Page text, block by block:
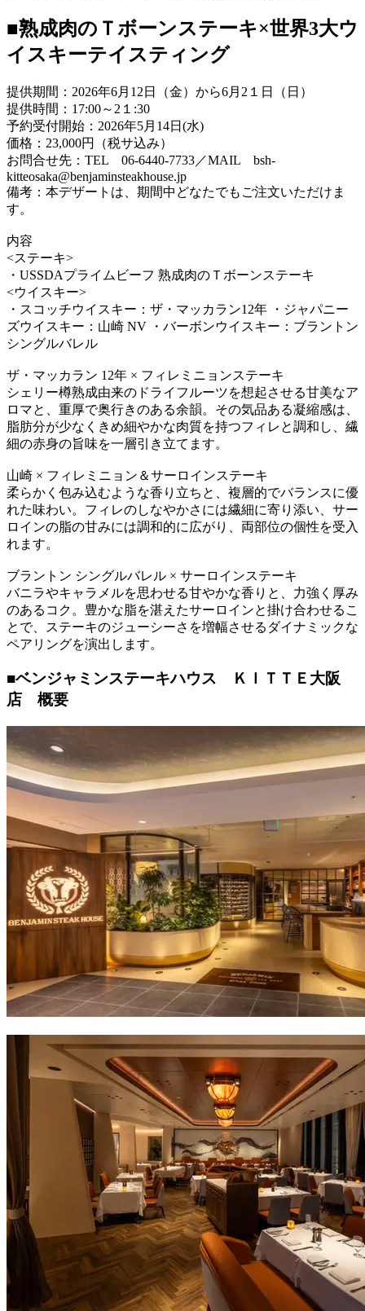
■熟成肉のＴボーンステーキ×世界3大ウ
イスキーテイスティング
提供期間：2026年6月12日（金）から6月2１日（日）
提供時間：17:00～2１:30
予約受付開始：2026年5月14日(水)
価格：23,000円（税サ込み）
お問合せ先：TEL 06-6440-7733／MAIL bsh-
kitteosaka@benjaminsteakhouse.jp
備考：本デザートは、期間中どなたでもご注文いただけま
す。
内容
<ステーキ>
・USSDAプライムビーフ 熟成肉のＴボーンステーキ
<ウイスキー>
・スコッチウイスキー：ザ・マッカラン12年 ・ジャパニー
ズウイスキー：山崎 NV ・バーボンウイスキー：ブラントン
シングルバレル
ザ・マッカラン 12年 × フィレミニョンステーキ
シェリー樽熟成由来のドライフルーツを想起させる甘美なア
ロマと、重厚で奥行きのある余韻。その気品ある凝縮感は、
脂肪分が少なくきめ細やかな肉質を持つフィレと調和し、繊
細の赤身の旨味を一層引き立てます。
山崎 × フィレミニョン＆サーロインステーキ
柔らかく包み込むような香り立ちと、複層的でバランスに優
れた味わい。フィレのしなやかさには繊細に寄り添い、サー
ロインの脂の甘みには調和的に広がり、両部位の個性を受入
れます。
ブラントン シングルバレル × サーロインステーキ
バニラやキャラメルを思わせる甘やかな香りと、力強く厚み
のあるコク。豊かな脂を湛えたサーロインと掛け合わせるこ
とで、ステーキのジューシーさを増幅させるダイナミックな
ペアリングを演出します。
■ベンジャミンステーキハウス ＫＩＴＴＥ大阪
店 概要